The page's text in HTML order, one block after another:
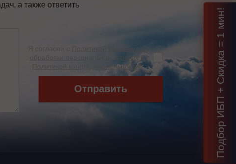
а также ответить
Политикой хранения и
обработки персональных данных
и
Политикой конфиденциальности *
Отправить Подбор ИБП + Скидка = 1 мин!